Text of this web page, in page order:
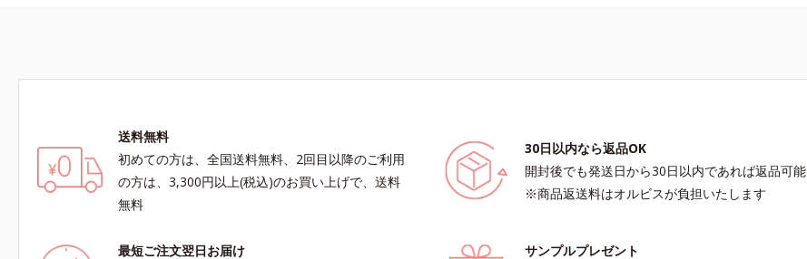
ン酸配合＝角層柔軟成分*3 イソペンチルジオー
配合＝保湿成分*6 セラミドNP、セラミドNG、
セラミドAP配合＝保湿成分*7 汚れを落とすこと
による
送料無料
初めての方は、全国送料無料、2回目以降のご利用
の方は、3,300円以上(税込)のお買い上げで、送料
無料
30日以内なら返品OK
開封後でも発送日から30日以内であれば返品可能
※商品返送料はオルビスが負担いたします
最短ご注文翌日お届け
サンプルプレゼント